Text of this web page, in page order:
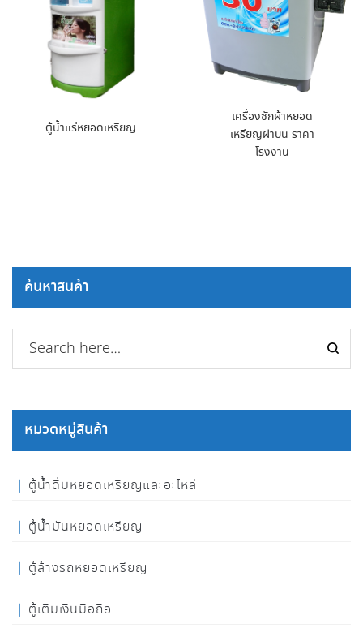
ตู้น้ำแร่หยอดเหรียญ
เครื่องซักผ้าหยอด
เหรียญฝาบน ราคา
โรงงาน
ค้นหาสินค้า
หมวดหมู่สินค้า
ตู้น้ำดื่มหยอดเหรียญและอะไหล่
ตู้น้ำมันหยอดเหรียญ
ตู้ล้างรถหยอดเหรียญ
ตู้เติมเงินมือถือ